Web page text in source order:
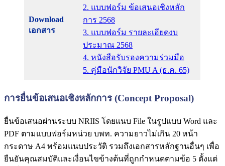
Download
เอกสาร
2. แบบฟอร์ม ข้อเสนอเชิงหลัก
การ 2568
3. แบบฟอร์ม รายละเอียดงบ
ประมาณ 2568
4. หนังสือรับรองความร่วมมือ
5. คู่มือนักวิจัย PMU A (ธ.ค. 65)
การยื่นข้อเสนอเชิงหลักการ (Concept Proposal)
ยื่นข้อเสนอผ่านระบบ NRIIS โดยแนบ File ในรูปแบบ Word และ
PDF ตามแบบฟอร์มหน่วย บพท. ความยาวไม่เกิน 20 หน้า
กระดาษ A4 พร้อมแนบประวัติ รวมถึงเอกสารหลักฐานอื่นๆ เพื่อ
ยืนยันคุณสมบัติและเงื่อนไขข้างต้นที่ถูกกำหนดตามข้อ 5 ตั้งแต่